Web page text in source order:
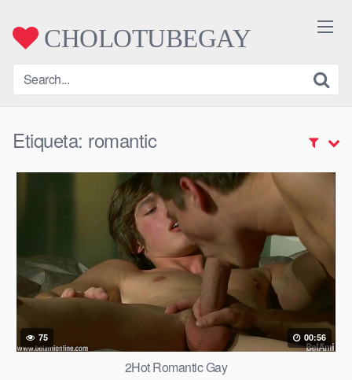
contentCHOLOTUBEGAY
Etiqueta: romantic
75 00:56
2Hot Romantic Gay